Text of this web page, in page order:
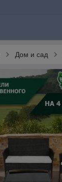
Дом и сад